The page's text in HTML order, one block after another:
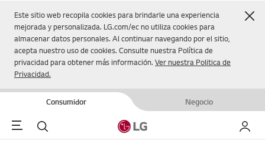
Este sitio web recopila cookies para brindarle una experiencia
mejorada y personalizada. LG.com/ec no utiliza cookies para
almacenar datos personales. Al continuar navegando por el sitio,
acepta nuestro uso de cookies. Consulte nuestra Política de
privacidad para obtener más información. Ver nuestra Politica de
Privacidad.
Consumidor Negocio
Menu Buscar Mi LG